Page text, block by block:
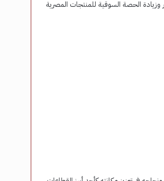
وزيادة الحصة السوقية للمنتجات المصرية